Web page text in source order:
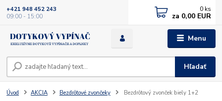
Menu
Hľadať
+421 948 452 243
09:00 - 15:00
0 ks
za 0,00 EUR
Úvod AKCIA Bezdrôtové zvončeky Bezdrôtový zvonček biely 1+2